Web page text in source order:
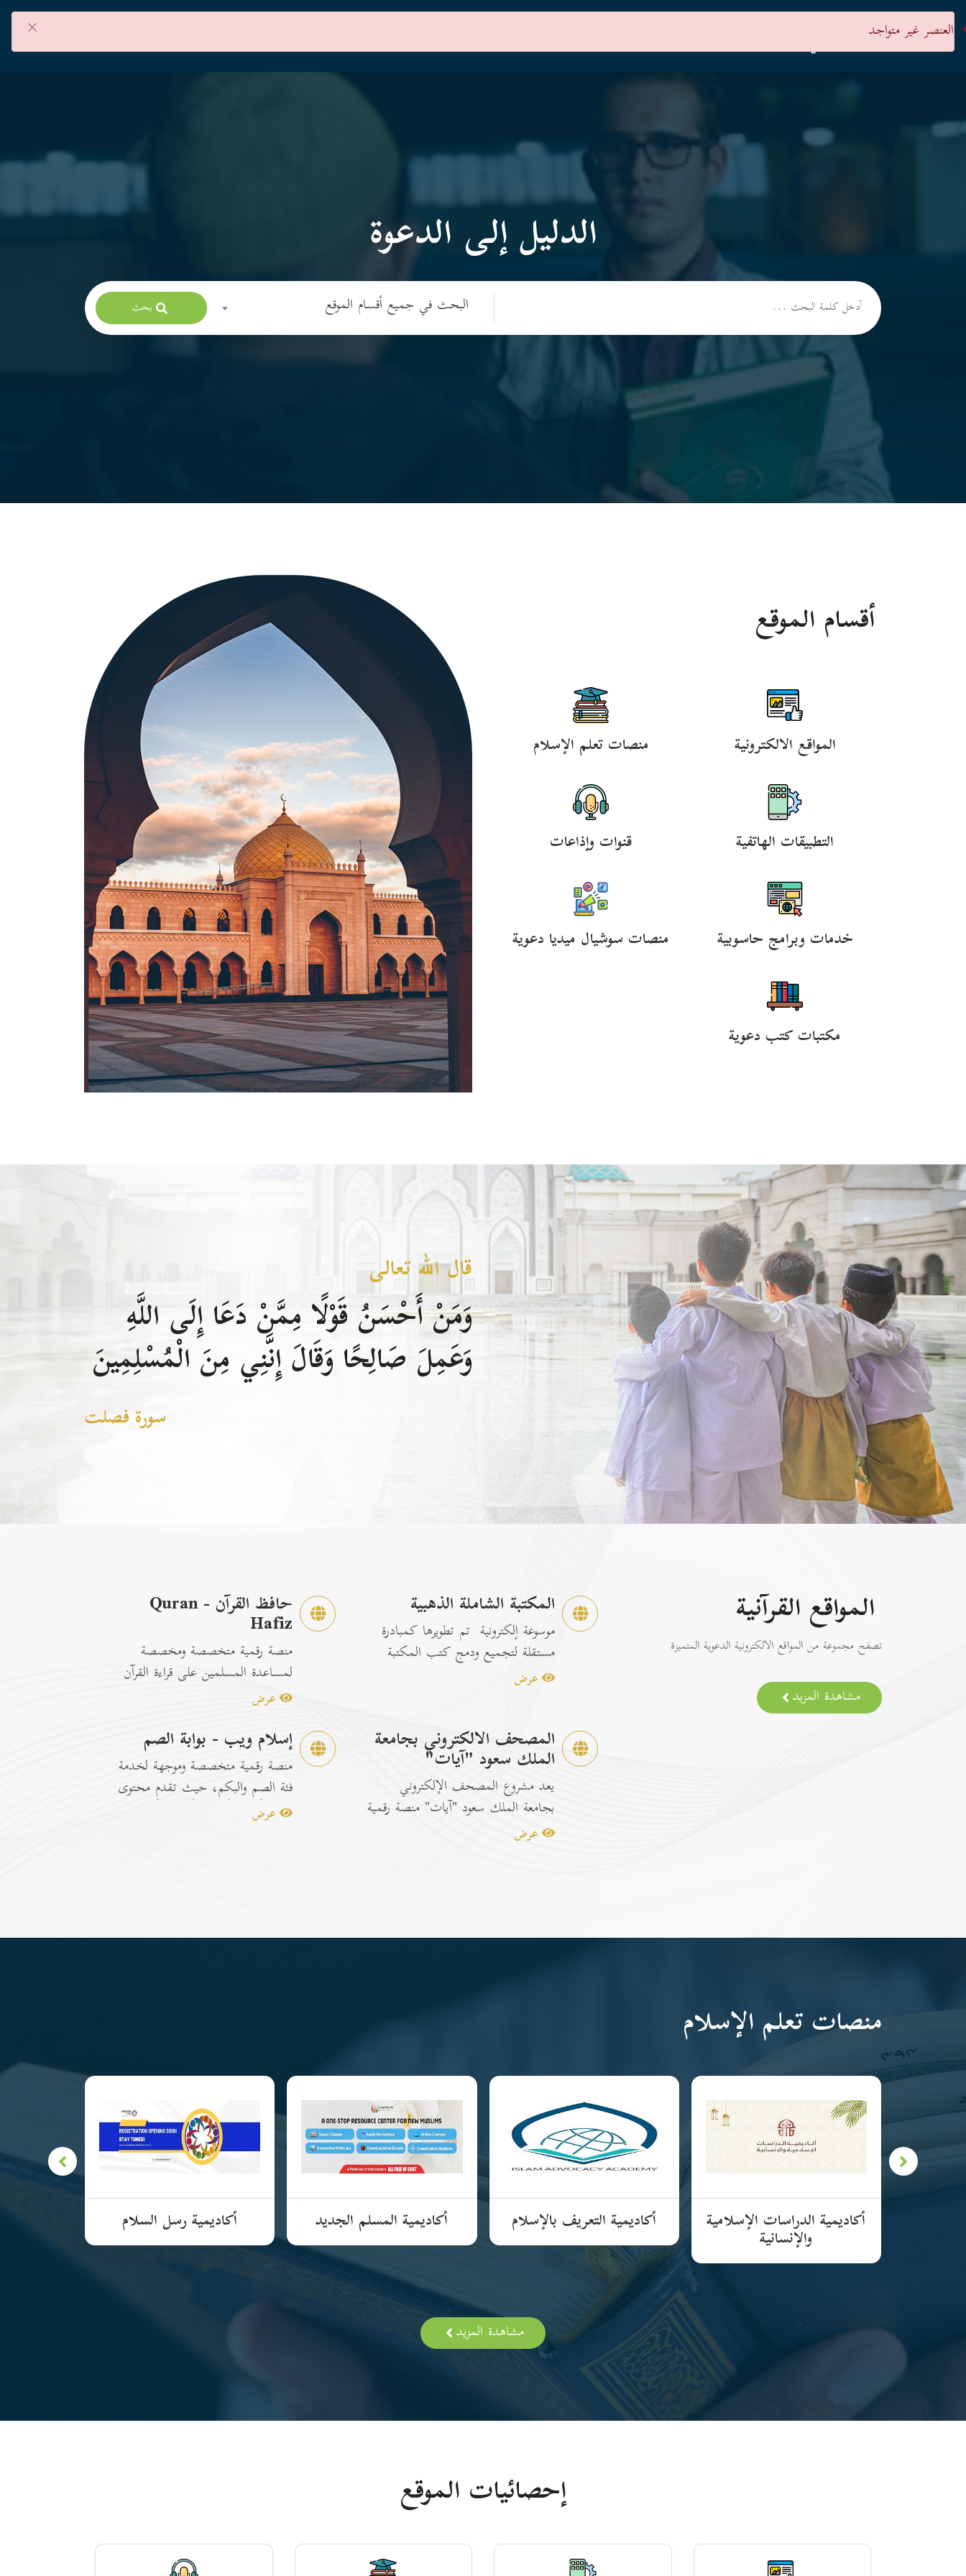
العنصر غير متواجد ×
الدليل إلى الدعوة
البحث في جميع أقسام الموقع بحث
أقسام الموقع
المواقع الالكترونية منصات تعلم الإسلام
التطبيقات الهاتفية قنوات وإذاعات
خدمات وبرامج حاسوبية منصات سوشيال ميديا دعوية
مكتبات كتب دعوية
قال الله تعالى
وَمَنْ أَحْسَنُ قَوْلًا مِمَّنْ دَعَا إِلَى اللَّهِ
وَعَمِلَ صَالِحًا وَقَالَ إِنَّنِي مِنَ الْمُسْلِمِينَ
سورة فصلت
المواقع القرآنية
تصفح مجموعة من المواقع الالكترونية الدعوية المتميزة
مشاهدة المزيد
المكتبة الشاملة الذهبية
موسوعة إلكترونية تم تطويرها كمبادرة
مستقلة لتجميع ودمج كتب المكتبة
الشاملة الرسمية مع إصدارات...
عرض
حافظ القرآن - Quran
Hafiz
منصة رقمية متخصصة ومخصصة
لمساعدة المسلمين على قراءة القرآن
الكريم وتسهيل عمليات الحفظ
عرض
المصحف الالكتروني بجامعة
الملك سعود "آيات"
يعد مشروع المصحف الإلكتروني
بجامعة الملك سعود "آيات" منصة رقمية
متكاملة ومخصصة لتصفح وقراءة القرآن
عرض
إسلام ويب - بوابة الصم
منصة رقمية متخصصة وموجهة لخدمة
فئة الصم والبكم، حيث تقدم محتوى
إسلامياً وتوعوياً تفاعلياً مترجماً با...
عرض
منصات تعلم الإسلام
أكاديمية الدراسات الإسلامية
والإنسانية
أكاديمية التعريف بالإسلام أكاديمية المسلم الجديد أكاديمية رسل السلام
مشاهدة المزيد
إحصائيات الموقع